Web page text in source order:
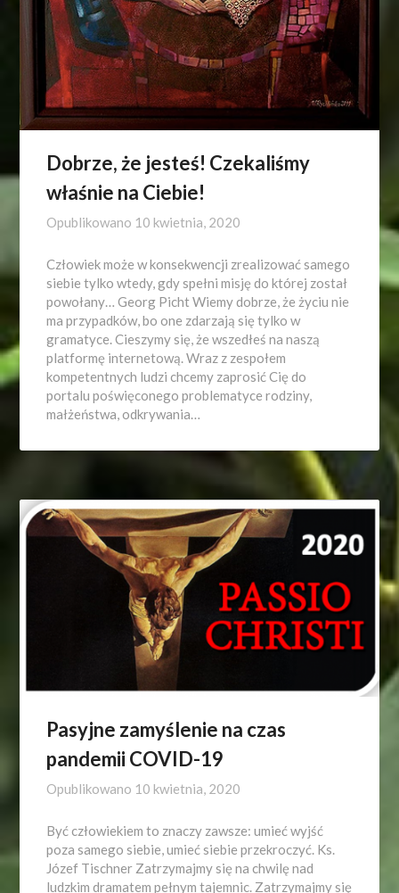
Dobrze, że jesteś! Czekaliśmy
właśnie na Ciebie!
Opublikowano 10 kwietnia, 2020
Człowiek może w konsekwencji zrealizować samego
siebie tylko wtedy, gdy spełni misję do której został
powołany… Georg Picht Wiemy dobrze, że życiu nie
ma przypadków, bo one zdarzają się tylko w
gramatyce. Cieszymy się, że wszedłeś na naszą
platformę internetową. Wraz z zespołem
kompetentnych ludzi chcemy zaprosić Cię do
portalu poświęconego problematyce rodziny,
małżeństwa, odkrywania…
Pasyjne zamyślenie na czas
pandemii COVID-19
Opublikowano 10 kwietnia, 2020
Być człowiekiem to znaczy zawsze: umieć wyjść
poza samego siebie, umieć siebie przekroczyć. Ks.
Józef Tischner Zatrzymajmy się na chwilę nad
ludzkim dramatem pełnym tajemnic. Zatrzymajmy się